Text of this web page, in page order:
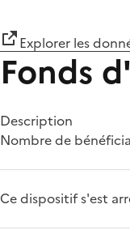
Explorer les
Fonds
Description
Nombre de
Ce dispositif s'est